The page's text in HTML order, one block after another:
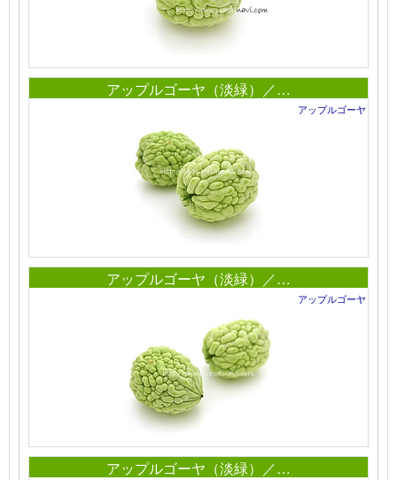
アップルゴーヤ（淡緑）／…
アップルゴーヤ
アップルゴーヤ（淡緑）／…
アップルゴーヤ
アップルゴーヤ（淡緑）／…